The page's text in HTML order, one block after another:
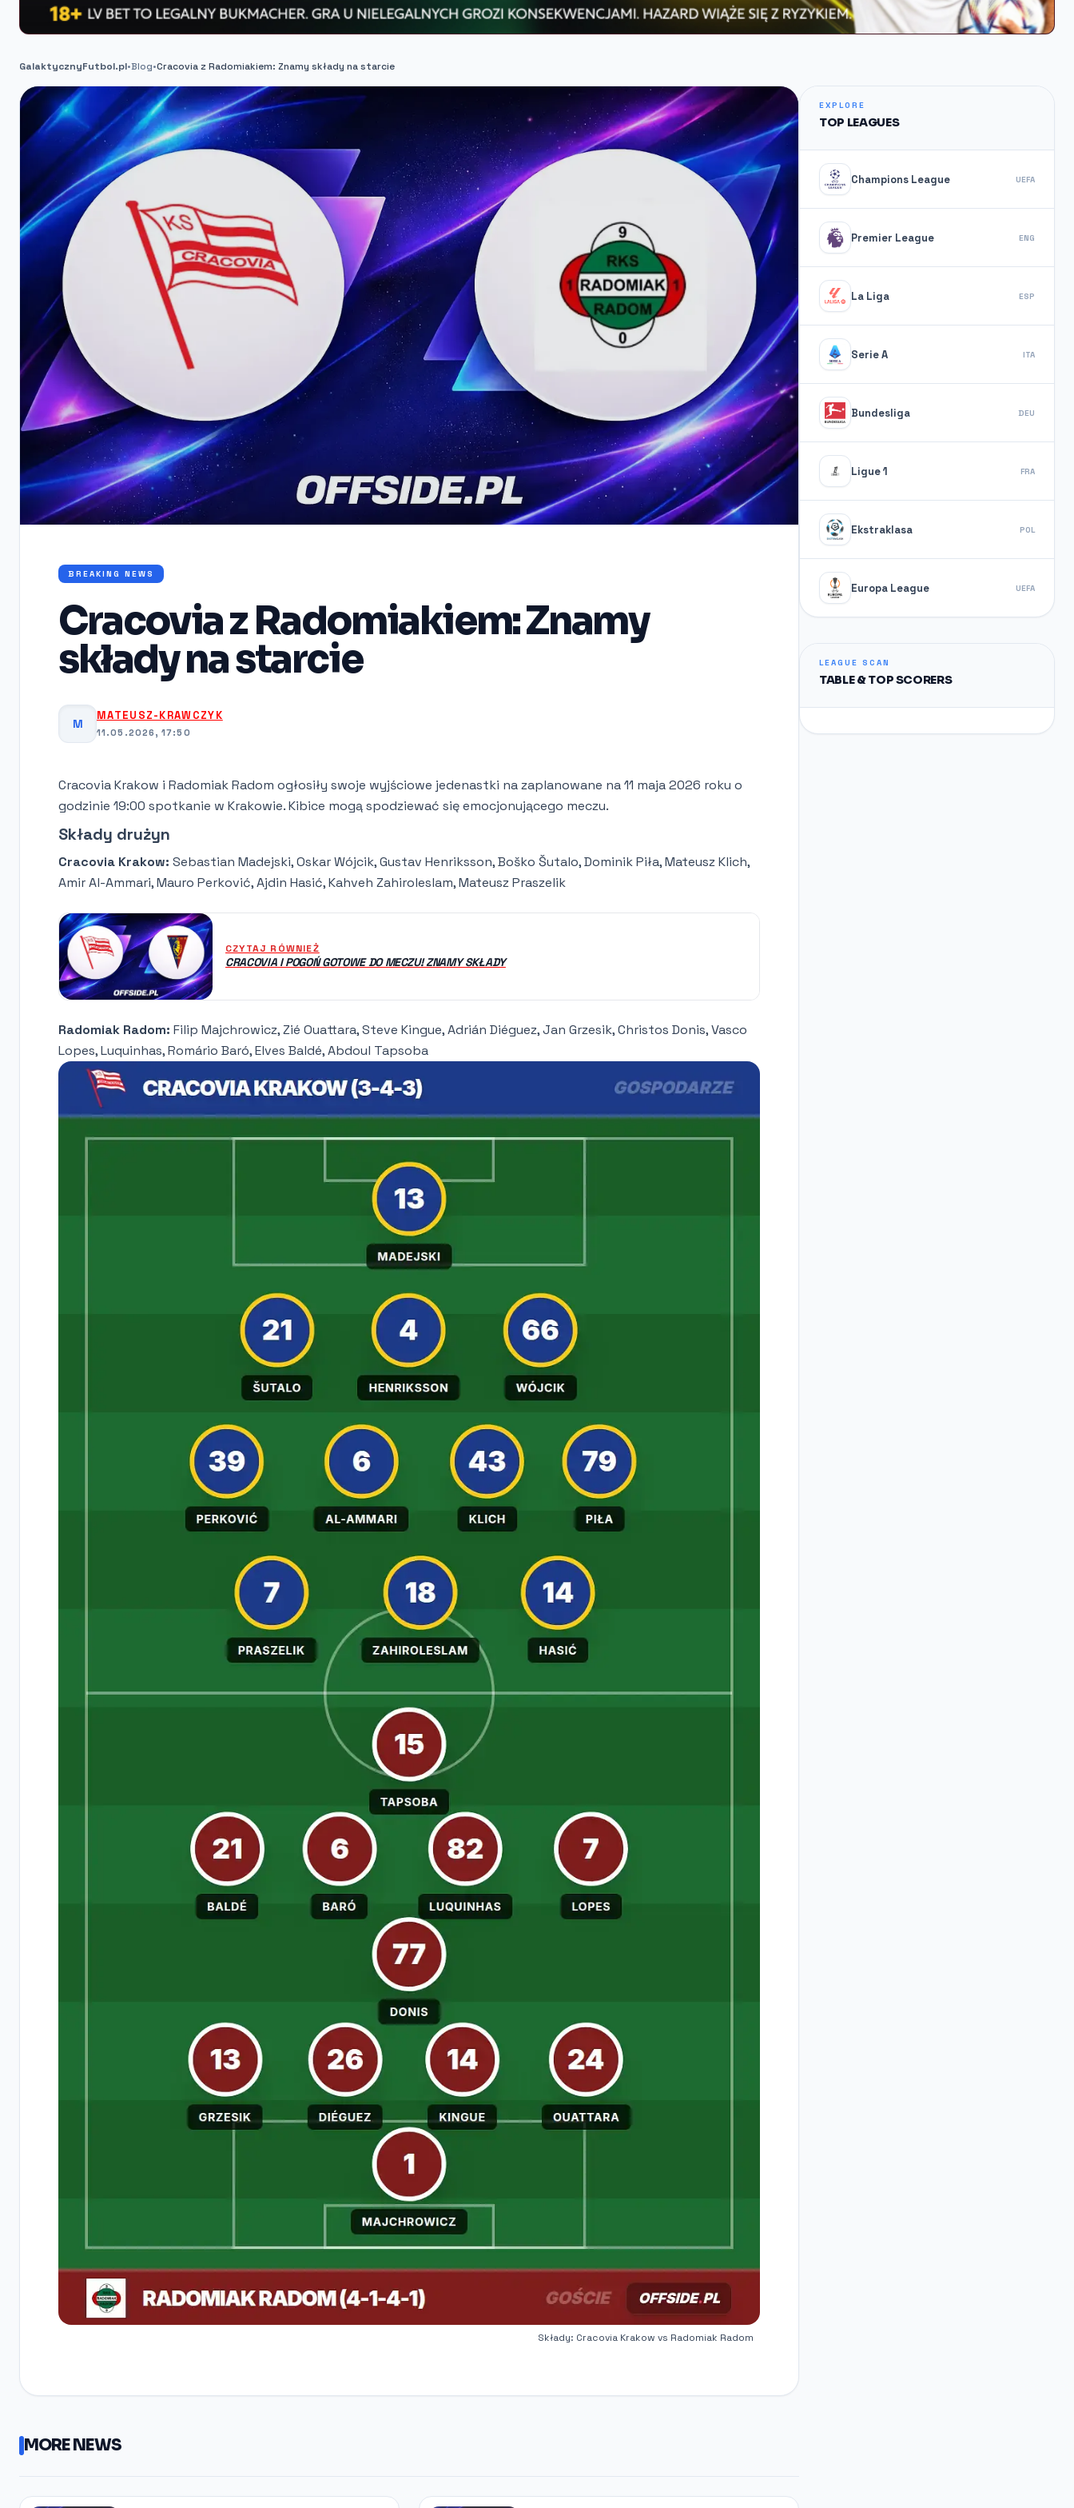
GalaktycznyFutbol.pl•Blog•Cracovia z Radomiakiem: Znamy składy na starcie
BREAKING NEWS
Cracovia z Radomiakiem: Znamy
składy na starcie
M
MATEUSZ-KRAWCZYK
11.05.2026, 17:50
Cracovia Krakow i Radomiak Radom ogłosiły swoje wyjściowe jedenastki na zaplanowane na 11 maja 2026 roku o
godzinie 19:00 spotkanie w Krakowie. Kibice mogą spodziewać się emocjonującego meczu.
Składy drużyn
Cracovia Krakow: Sebastian Madejski, Oskar Wójcik, Gustav Henriksson, Boško Šutalo, Dominik Piła, Mateusz Klich,
Amir Al-Ammari, Mauro Perković, Ajdin Hasić, Kahveh Zahiroleslam, Mateusz Praszelik
CZYTAJ RÓWNIEŻ
CRACOVIA I POGOŃ GOTOWE DO MECZU! ZNAMY SKŁADY
Radomiak Radom: Filip Majchrowicz, Zié Ouattara, Steve Kingue, Adrián Diéguez, Jan Grzesik, Christos Donis, Vasco
Lopes, Luquinhas, Romário Baró, Elves Baldé, Abdoul Tapsoba
Składy: Cracovia Krakow vs Radomiak Radom
MORE NEWS
EXPLORE
TOP LEAGUES
Champions League UEFA
Premier League ENG
La Liga ESP
Serie A ITA
Bundesliga DEU
Ligue 1 FRA
Ekstraklasa POL
Europa League UEFA
LEAGUE SCAN
TABLE & TOP SCORERS